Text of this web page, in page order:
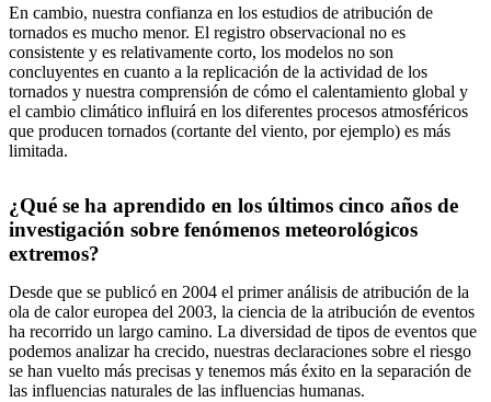
En cambio, nuestra confianza en los estudios de atribución de
tornados es mucho menor. El registro observacional no es
consistente y es relativamente corto, los modelos no son
concluyentes en cuanto a la replicación de la actividad de los
tornados y nuestra comprensión de cómo el calentamiento global y
el cambio climático influirá en los diferentes procesos atmosféricos
que producen tornados (cortante del viento, por ejemplo) es más
limitada.
¿Qué se ha aprendido en los últimos cinco años de
investigación sobre fenómenos meteorológicos
extremos?
Desde que se publicó en 2004 el primer análisis de atribución de la
ola de calor europea del 2003, la ciencia de la atribución de eventos
ha recorrido un largo camino. La diversidad de tipos de eventos que
podemos analizar ha crecido, nuestras declaraciones sobre el riesgo
se han vuelto más precisas y tenemos más éxito en la separación de
las influencias naturales de las influencias humanas.